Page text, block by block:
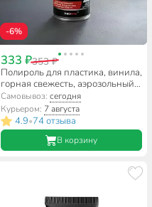
-6%
333 ₽353 ₽
Полироль для пластика, винила,
горная свежесть, аэрозольный,
AVS, 335 мл, A78135S
Самовывоз: сегодня
Курьером: 7 августа
4.9•74 отзыва
В корзину